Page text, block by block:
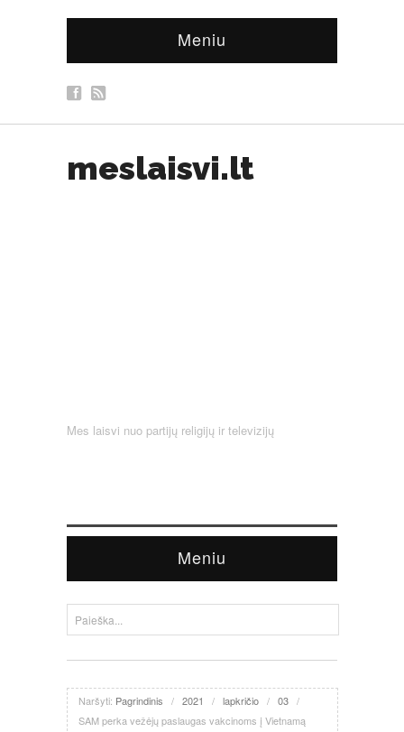
Meniu
meslaisvi.lt
Mes laisvi nuo partijų religijų ir televizijų
Meniu
Naršyti: Pagrindinis / 2021 / lapkričio / 03 /
SAM perka vežėjų paslaugas vakcinoms į Vietnamą